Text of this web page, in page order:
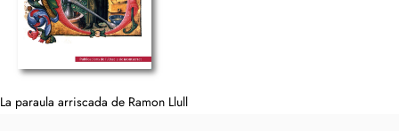
La paraula arriscada de Ramon Llull